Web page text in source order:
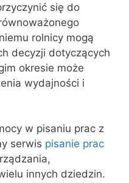
się do
rolnicy mogą
decyzji dotyczących
okresie może
wydajności i
w pisaniu prac z
serwis pisanie prac
innych dziedzin.